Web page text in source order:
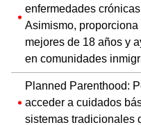
enfermedades
Asimismo,
mejores de 18 años y
en comunidades
Planned Parenthood:
acceder a cuidados
sistemas tradicionales